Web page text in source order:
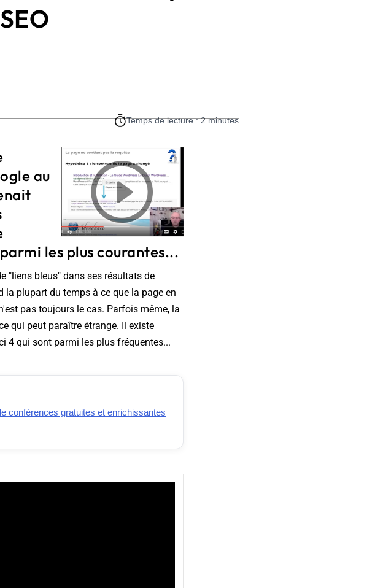
Temps de lecture : 2 minutes
au
les plus courantes...
"liens bleus" dans ses résultats de
la plupart du temps à ce que la page en
pas toujours le cas. Parfois même, la
qui peut paraître étrange. Il existe
4 qui sont parmi les plus fréquentes...
conférences gratuites et enrichissantes